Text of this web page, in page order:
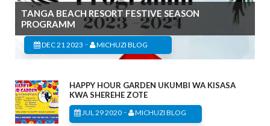
TANGA BEACH RESORT FESTIVE SEASON
PROGRAMM
DEC 21 2023 - MICHUZI BLOG
HAPPY HOUR GARDEN UKUMBI WA KISASA
KWA SHEREHE ZOTE
JUL 29 2020 - MICHUZI BLOG